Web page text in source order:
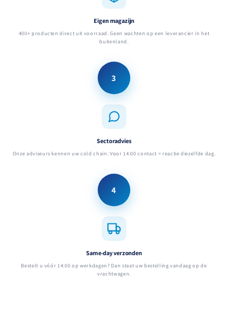
Eigen magazijn
400+ producten direct uit voorraad. Geen wachten op een leverancier in het
buitenland.
3
Sectoradvies
Onze adviseurs kennen uw cold chain. Voor 14:00 contact = reactie diezelfde dag.
4
Same-day verzonden
Bestelt u vóór 14:00 op werkdagen? Dan staat uw bestelling vandaag op de
vrachtwagen.